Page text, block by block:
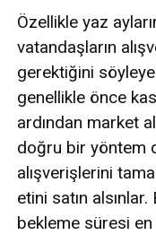
Özellikle yaz
vatandaşların
gerektiğini
genellikle önce
ardından market
doğru bir yöntem
alışverişlerini
etini satın
bekleme süresi